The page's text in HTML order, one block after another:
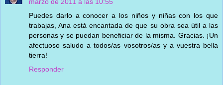
Puedes darlo a conocer a los niños y niñas con los que
trabajas, Ana está encantada de que su obra sea útil a las
personas y se puedan beneficiar de la misma. Gracias. ¡Un
afectuoso saludo a todos/as vosotros/as y a vuestra bella
tierra!
Responder